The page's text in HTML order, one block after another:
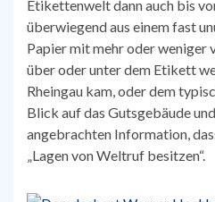
Etikettenwelt dann auch bis
überwiegend aus einem fast
Papier mit mehr oder weniger
über oder unter dem Etikett
Rheingau kam, oder dem
Blick auf das Gutsgebäude
angebrachten Information,
„Lagen von Weltruf besitzen“.